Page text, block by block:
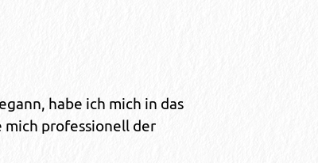
habe ich mich in das
professionell der